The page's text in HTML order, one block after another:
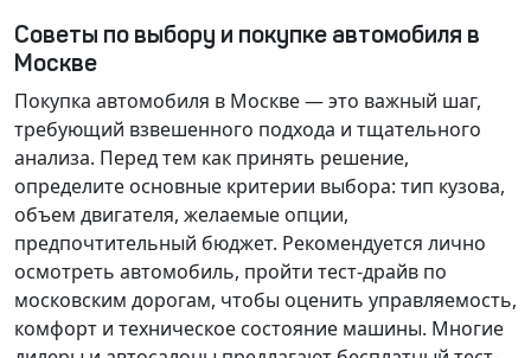
Советы по выбору и покупке автомобиля в
Москве
Покупка автомобиля в Москве — это важный шаг,
требующий взвешенного подхода и тщательного
анализа. Перед тем как принять решение,
определите основные критерии выбора: тип кузова,
объем двигателя, желаемые опции,
предпочтительный бюджет. Рекомендуется лично
осмотреть автомобиль, пройти тест-драйв по
московским дорогам, чтобы оценить управляемость,
комфорт и техническое состояние машины. Многие